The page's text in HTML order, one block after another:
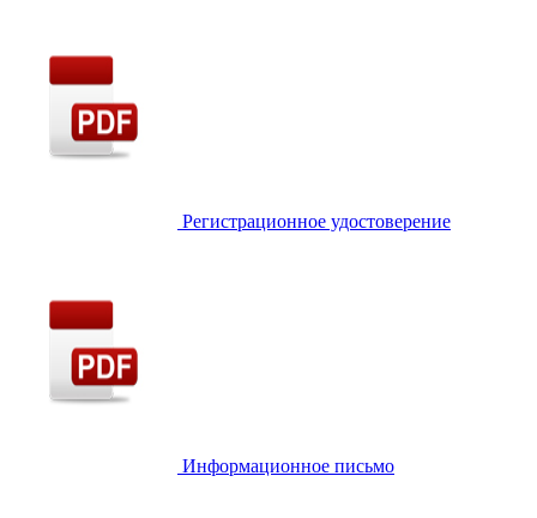
Регистрационное удостоверение
Информационное письмо